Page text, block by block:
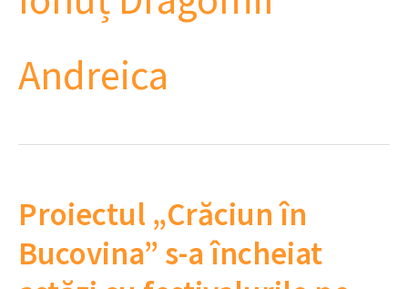
Andreica
Proiectul „Crăciun în
Bucovina” s-a încheiat